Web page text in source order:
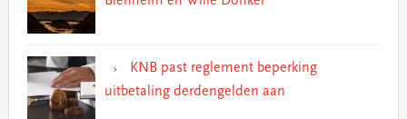
KNB past reglement beperking
uitbetaling derdengelden aan